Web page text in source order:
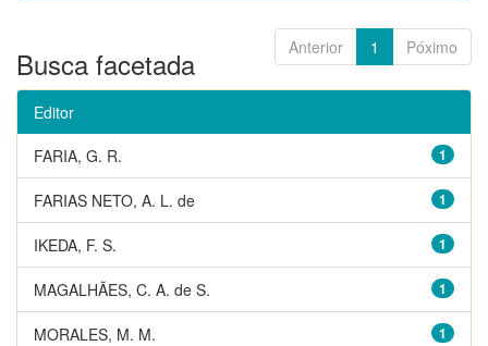
Anterior 1 Póximo
Busca facetada
Editor
1
FARIA, G. R.
1
FARIAS NETO, A. L. de
1
IKEDA, F. S.
1
MAGALHÃES, C. A. de S.
1
MORALES, M. M.